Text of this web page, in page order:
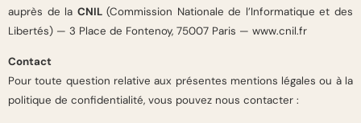
auprès de la CNIL(Commission Nationale de l’Informatique et des
Libertés) — 3 Place de Fontenoy, 75007 Paris — www.cnil.fr
Contact
Pour toute question relative aux présentes mentions légales ou à la
politique de confidentialité, vous pouvez nous contacter :